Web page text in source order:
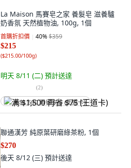
La Maison 馬賽皂之家 養髮皂 滋養驢
奶香氛 天然植物油, 100g, 1個
首購折扣價 40%$359
$215
($215.00/100g)
明天 8/11 (二) 預計送達
(2)
满 $1,500 再省 $75 (王道卡)
聯通漢芳 純原葉研磨綠茶粉, 1個
$270
後天 8/12 (三) 預計送達